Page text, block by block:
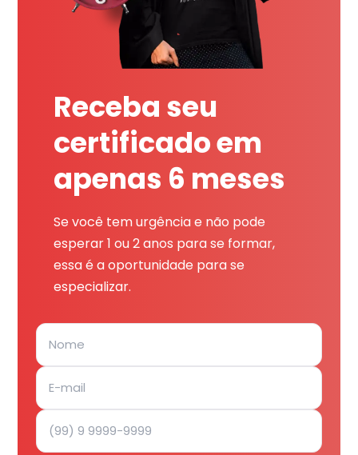
Receba seu
certificado em
apenas 6 meses
Se você tem urgência e não pode
esperar 1 ou 2 anos para se formar,
essa é a oportunidade para se
especializar.